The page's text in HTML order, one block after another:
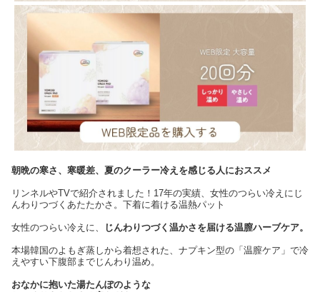
朝晩の寒さ、寒暖差、夏のクーラー冷えを感じる人におススメ
リンネルやTVで紹介されました！17年の実績、女性のつらい冷えにじ
んわりつづくあたたかさ。下着に着ける温熱パット
女性のつらい冷えに、 じんわりつづく温かさを届ける温膣ハーブケア。
本場韓国のよもぎ蒸しから着想された、ナプキン型の「温膣ケア」で冷
えやすい下腹部までじんわり温め。
おなかに抱いた湯たんぽのような